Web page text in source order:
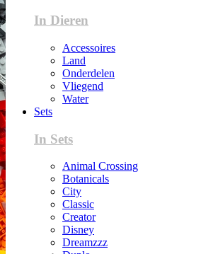
In Dieren
Accessoires
Land
Onderdelen
Vliegend
Water
Sets
In Sets
Animal Crossing
Botanicals
City
Classic
Creator
Disney
Dreamzzz